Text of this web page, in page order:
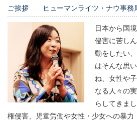
ご挨拶 ヒューマンライツ・ナウ事務
日本から国
侵害に苦し
動をしたい
はそんな思
ね、女性や
なる人々の
らしてきま
権侵害、児童労働や女性・少女への暴